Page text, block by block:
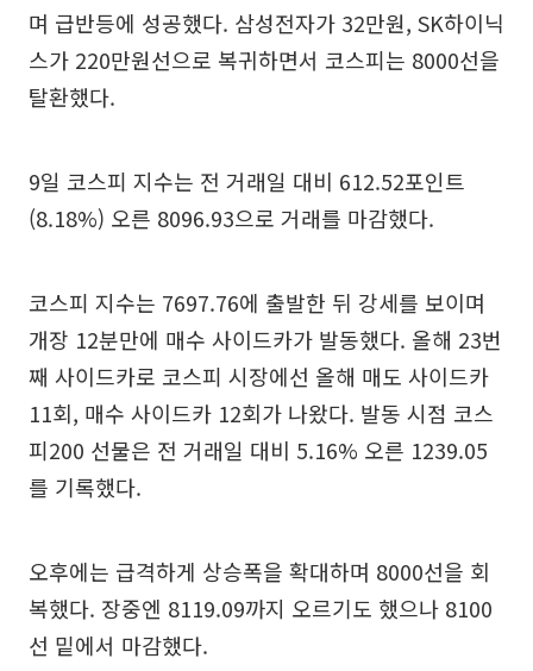
며 급반등에 성공했다. 삼성전자가 32만원, SK하이닉
스가 220만원선으로 복귀하면서 코스피는 8000선을
탈환했다.
9일 코스피 지수는 전 거래일 대비 612.52포인트
(8.18%) 오른 8096.93으로 거래를 마감했다.
코스피 지수는 7697.76에 출발한 뒤 강세를 보이며
개장 12분만에 매수 사이드카가 발동했다. 올해 23번
째 사이드카로 코스피 시장에선 올해 매도 사이드카
11회, 매수 사이드카 12회가 나왔다. 발동 시점 코스
피200 선물은 전 거래일 대비 5.16% 오른 1239.05
를 기록했다.
오후에는 급격하게 상승폭을 확대하며 8000선을 회
복했다. 장중엔 8119.09까지 오르기도 했으나 8100
선 밑에서 마감했다.